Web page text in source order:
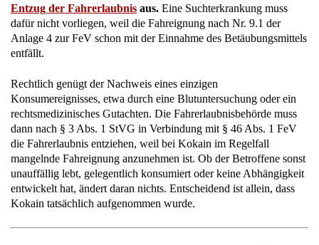
Entzug der Fahrerlaubnis aus. Eine Suchterkrankung muss
dafür nicht vorliegen, weil die Fahreignung nach Nr. 9.1 der
Anlage 4 zur FeV schon mit der Einnahme des Betäubungsmittels
entfällt.
Rechtlich genügt der Nachweis eines einzigen
Konsumereignisses, etwa durch eine Blutuntersuchung oder ein
rechtsmedizinisches Gutachten. Die Fahrerlaubnisbehörde muss
dann nach § 3 Abs. 1 StVG in Verbindung mit § 46 Abs. 1 FeV
die Fahrerlaubnis entziehen, weil bei Kokain im Regelfall
mangelnde Fahreignung anzunehmen ist. Ob der Betroffene sonst
unauffällig lebt, gelegentlich konsumiert oder keine Abhängigkeit
entwickelt hat, ändert daran nichts. Entscheidend ist allein, dass
Kokain tatsächlich aufgenommen wurde.